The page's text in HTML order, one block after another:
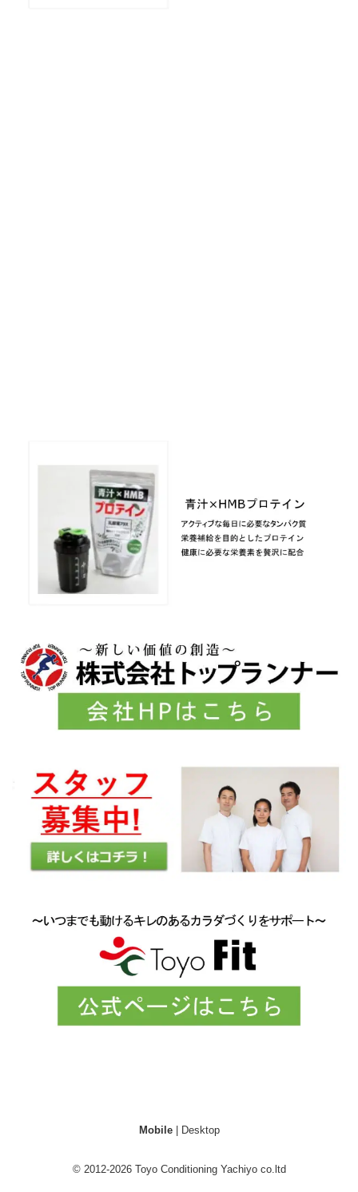
Mobile| Desktop
© 2012-2026 Toyo Conditioning Yachiyo co.ltd